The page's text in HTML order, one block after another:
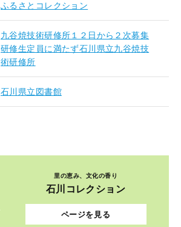
ふるさとコレクション
九谷焼技術研修所１２日から２次募集
研修生定員に満たず石川県立九谷焼技
術研修所
石川県立図書館
里の恵み、文化の香り
石川コレクション
ページを見る